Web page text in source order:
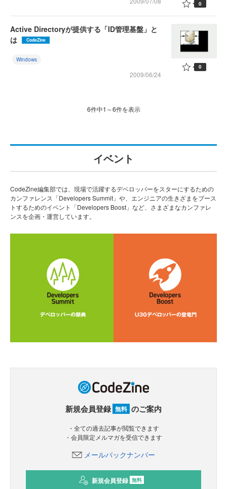
0
Active Directoryが提供する「ID管理基盤」と
は
CodeZine
Windows
2009/06/24
0
6件中1～6件を表示
イベント
CodeZine編集部では、現場で活躍するデベロッパーをスターにするための
カンファレンス「Developers Summit」や、エンジニアの生きざまをブース
トするためのイベント「Developers Boost」など、さまざまなカンファレ
ンスを企画・運営しています。
新規会員登録 無料 のご案内
・全ての過去記事が閲覧できます
・会員限定メルマガを受信できます
メールバックナンバー
新規会員登録 無料